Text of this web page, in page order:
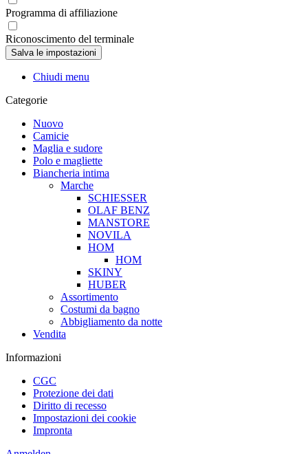
Programma di affiliazione
Riconoscimento del terminale
Chiudi menu
Categorie
Nuovo
Camicie
Maglia e sudore
Polo e magliette
Biancheria intima
Marche
SCHIESSER
OLAF BENZ
MANSTORE
NOVILA
HOM
HOM
SKINY
HUBER
Assortimento
Costumi da bagno
Abbigliamento da notte
Vendita
Informazioni
CGC
Protezione dei dati
Diritto di recesso
Impostazioni dei cookie
Impronta